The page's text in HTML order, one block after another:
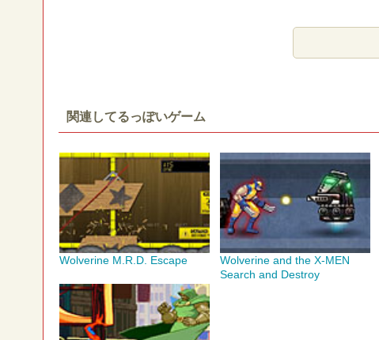
関連してるっぽいゲーム
Wolverine M.R.D. Escape
Wolverine and the X-MEN
Search and Destroy